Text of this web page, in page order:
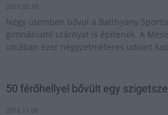
2017.02.10
Négy ütemben bővül a Batthyány
gimnáziumi szárnyat is építenek. A
utcában ezer négyzetméteres udvart
50 férőhellyel bővült egy
2016.11.08